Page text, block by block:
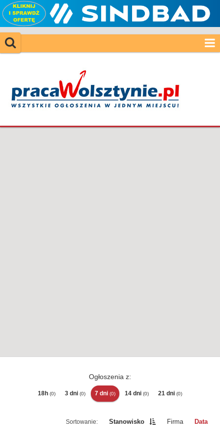
Ogłoszenia z:
18h (0) 3 dni (0) 7 dni (0) 14 dni (0) 21 dni (0)
Stanowisko Firma Data